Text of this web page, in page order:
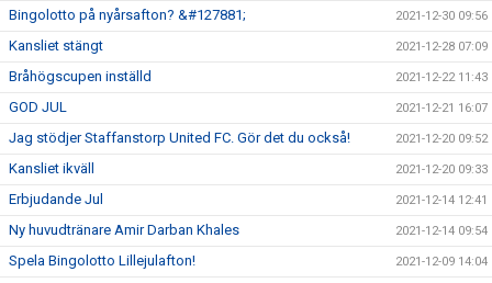
Bingolotto på nyårsafton? &#127881; 2021-12-30 09:56
Kansliet stängt 2021-12-28 07:09
Bråhögscupen inställd 2021-12-22 11:43
GOD JUL 2021-12-21 16:07
Jag stödjer Staffanstorp United FC. Gör det du också! 2021-12-20 09:52
Kansliet ikväll 2021-12-20 09:33
Erbjudande Jul 2021-12-14 12:41
Ny huvudtränare Amir Darban Khales 2021-12-14 09:54
Spela Bingolotto Lillejulafton! 2021-12-09 14:04